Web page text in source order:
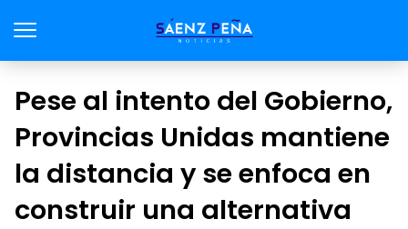
Pese al intento del Gobierno,
Provincias Unidas mantiene
la distancia y se enfoca en
construir una alternativa